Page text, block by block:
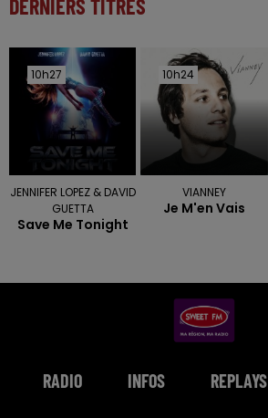
DERNIERS TITRES
10h27
10h27
JENNIFER LOPEZ & DAVID
GUETTA
Save Me Tonight
10h24
10h24
VIANNEY
Je M'en Vais
RADIO INFOS REPLAYS